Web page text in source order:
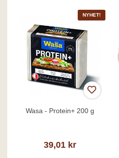
NYHET!
Wasa - Protein+ 200 g
39,01 kr